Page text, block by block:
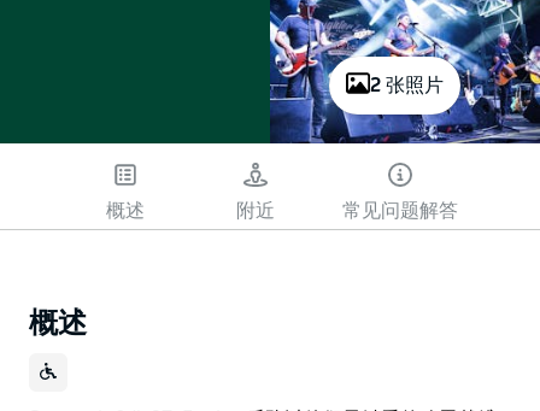
2 张照片
概述 附近 常见问题解答
概述